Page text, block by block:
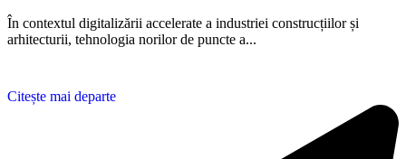
În contextul digitalizării accelerate a industriei construcțiilor și
arhitecturii, tehnologia norilor de puncte a...
Citește mai departe